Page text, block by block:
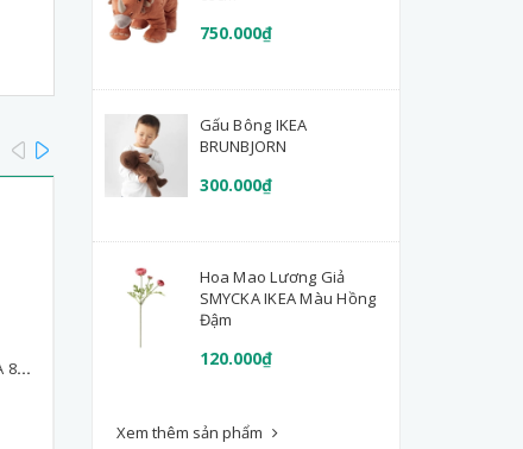
Bàn chơi lego FLISAT IKEA 83x58 cm, cao 48cm Lót toilet TOSSIG N TOIL SEAT WHITE/GREEN AP JP
prev
750.000₫
Gấu Bông IKEA
BRUNBJORN
300.000₫
Hoa Mao Lương Giả
SMYCKA IKEA Màu Hồng
Đậm
120.000₫
Xem thêm sản phẩm